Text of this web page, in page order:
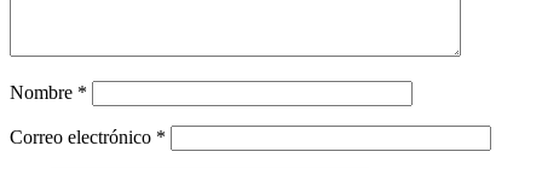
Nombre *
Correo electrónico *